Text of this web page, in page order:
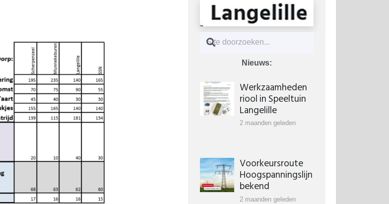
Nieuws:
Werkzaamheden
riool in Speeltuin
Langelille
2 maanden geleden
Voorkeursroute
Hoogspanningslijn
bekend
2 maanden geleden